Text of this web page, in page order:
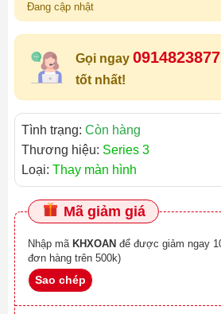
Đang cập nhật
Gọi ngay 0914823877
tốt nhất!
Tình trạng: Còn hàng
Thương hiệu: Series 3
Loại: Thay màn hình
Mã giảm giá
Nhập mã KHXOAN
đơn hàng trên 500k)
Sao chép